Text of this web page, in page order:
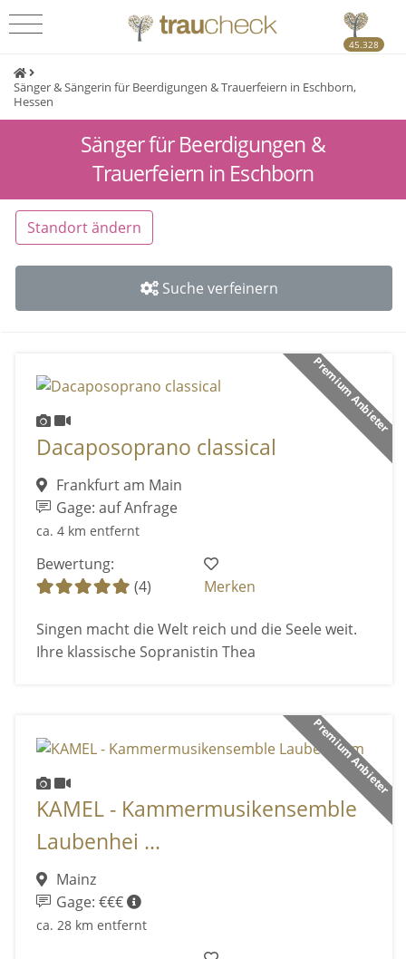
45.328
Sänger & Sängerin für Beerdigungen & Trauerfeiern in Eschborn,
Hessen
Sänger für Beerdigungen &
Trauerfeiern in Eschborn
Standort ändern
Suche verfeinern
Premium Anbieter
Dacaposoprano classical
Frankfurt am Main
Gage: auf Anfrage
ca. 4 km entfernt
Bewertung:
(4)
Merken
Singen macht die Welt reich und die Seele weit.
Ihre klassische Sopranistin Thea
Premium Anbieter
KAMEL - Kammermusikensemble
Laubenhei ...
Mainz
Gage: €€€
ca. 28 km entfernt